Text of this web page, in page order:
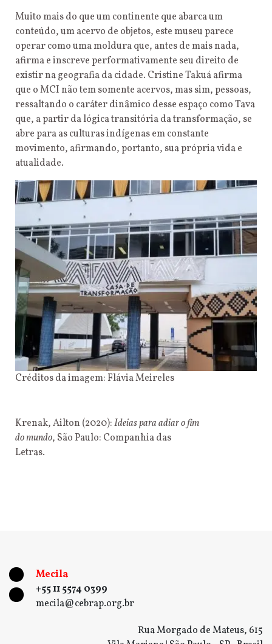
Muito mais do que um continente que abarca um
conteúdo, um acervo de objetos, este museu parece
operar como uma moldura que, antes de mais nada,
afirma e inscreve performativamente seu direito de
existir na geografia da cidade. Cristine Takuá afirma
que o MCI não tem somente acervos, mas sim, pessoas,
ressaltando o caráter dinâmico desse espaço como Tava
que, a partir da lógica transitória da transformação, se
abre para as culturas indígenas em constante
movimento, afirmando, portanto, sua própria vida e
atualidade.
Créditos da imagem: Flávia Meireles
Krenak, Ailton (2020):Ideias para adiar o fim
do mundo, São Paulo: Companhia das
Letras.
Mecila
+55 11 5574 0399
mecila@cebrap.org.br
Rua Morgado de Mateus, 615